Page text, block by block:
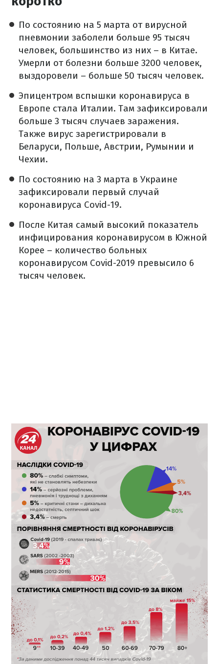
По состоянию на 5 марта от вирусной
пневмонии заболели больше 95 тысяч
человек, большинство из них – в Китае.
Умерли от болезни больше 3200 человек,
выздоровели – больше 50 тысяч человек.
Эпицентром вспышки коронавируса в
Европе стала Италии. Там зафиксировали
больше 3 тысяч случаев заражения.
Также вирус зарегистрировали в
Беларуси, Польше, Австрии, Румынии и
Чехии.
По состоянию на 3 марта в Украине
зафиксировали первый случай
коронавируса Covid-19.
После Китая самый высокий показатель
инфицирования коронавирусом в Южной
Корее – количество больных
коронавирусом Covid-2019 превысило 6
тысяч человек.